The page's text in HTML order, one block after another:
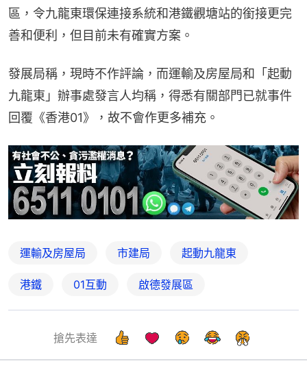
區，令九龍東環保連接系統和港鐵觀塘站的銜接更完
善和便利，但目前未有確實方案。
發展局稱，現時不作評論，而運輸及房屋局和「起動
九龍東」辦事處發言人均稱，得悉有關部門已就事件
回覆《香港01》，故不會作更多補充。
運輸及房屋局 市建局 起動九龍東
港鐵 01互動 啟德發展區
搶先表達